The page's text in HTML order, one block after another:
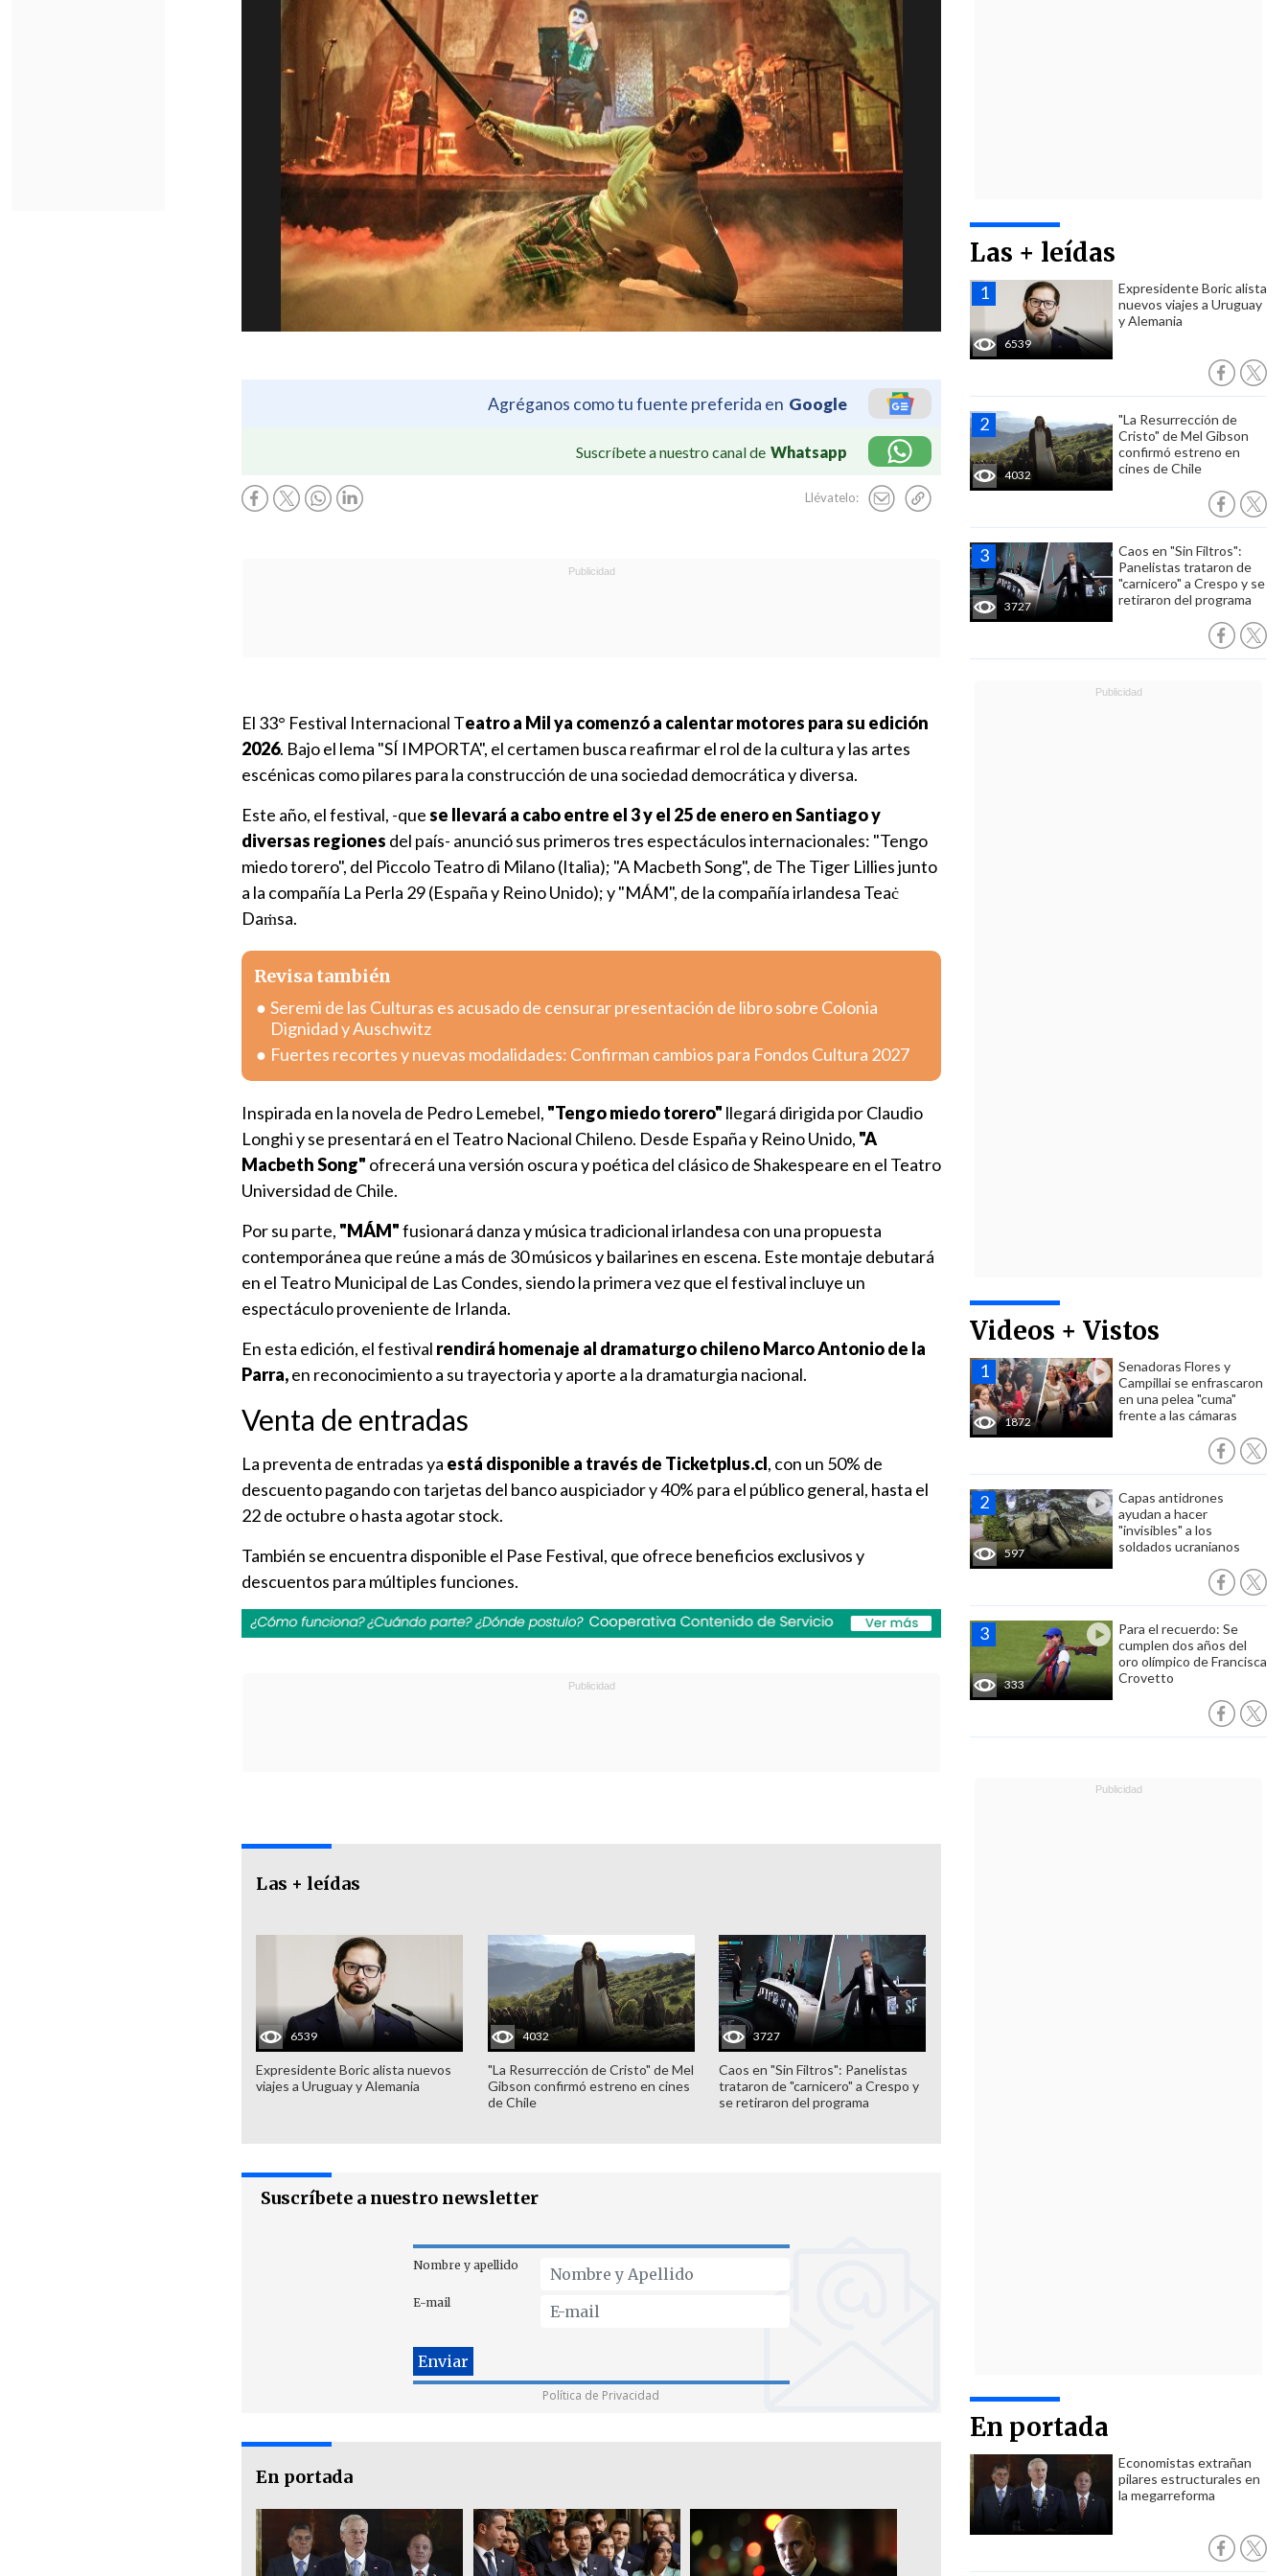
Agréganos como tu fuente preferida en Google
Suscríbete a nuestro canal de Whatsapp
Llévatelo:
Las + leídas
6539
Expresidente Boric alista
nuevos viajes a Uruguay
y Alemania
4032
"La Resurrección de
Cristo" de Mel Gibson
confirmó estreno en
cines de Chile
3727
Caos en "Sin Filtros":
Panelistas trataron de
"carnicero" a Crespo y se
retiraron del programa
Videos + Vistos
1872
Senadoras Flores y
Campillai se enfrascaron
en una pelea "cuma"
frente a las cámaras
597
Capas antidrones
ayudan a hacer
"invisibles" a los
soldados ucranianos
333
Para el recuerdo: Se
cumplen dos años del
oro olímpico de Francisca
Crovetto
En portada
Economistas extrañan
pilares estructurales en
la megarreforma
El 33° Festival Internacional Teatro a Mil ya comenzó a calentar motores para su edición
2026. Bajo el lema "SÍ IMPORTA", el certamen busca reafirmar el rol de la cultura y las artes
escénicas como pilares para la construcción de una sociedad democrática y diversa.
Este año, el festival, -quese llevará a cabo entre el 3 y el 25 de enero en Santiago y
diversas regiones del país- anunció sus primeros tres espectáculos internacionales: "Tengo
miedo torero", del Piccolo Teatro di Milano (Italia); "A Macbeth Song", de The Tiger Lillies junto
a la compañía La Perla 29 (España y Reino Unido); y "MÁM", de la compañía irlandesa Teaċ
Daṁsa.
Revisa también
Seremi de las Culturas es acusado de censurar presentación de libro sobre Colonia
Dignidad y Auschwitz
Fuertes recortes y nuevas modalidades: Confirman cambios para Fondos Cultura 2027
Inspirada en la novela de Pedro Lemebel, "Tengo miedo torero" llegará dirigida por Claudio
Longhi y se presentará en el Teatro Nacional Chileno. Desde España y Reino Unido, "A
Macbeth Song" ofrecerá una versión oscura y poética del clásico de Shakespeare en el Teatro
Universidad de Chile.
Por su parte, "MÁM"fusionará danza y música tradicional irlandesa con una propuesta
contemporánea que reúne a más de 30 músicos y bailarines en escena. Este montaje debutará
en el Teatro Municipal de Las Condes, siendo la primera vez que el festival incluye un
espectáculo proveniente de Irlanda.
En esta edición, el festival rendirá homenaje al dramaturgo chileno Marco Antonio de la
Parra,en reconocimiento a su trayectoria y aporte a la dramaturgia nacional.
Venta de entradas
La preventa de entradas ya está disponible a través de Ticketplus.cl, con un 50% de
descuento pagando con tarjetas del banco auspiciador y 40% para el público general, hasta el
22 de octubre o hasta agotar stock.
También se encuentra disponible el Pase Festival, que ofrece beneficios exclusivos y
descuentos para múltiples funciones.
Las + leídas
6539
Expresidente Boric alista nuevos
viajes a Uruguay y Alemania
4032
"La Resurrección de Cristo" de Mel
Gibson confirmó estreno en cines
de Chile
3727
Caos en "Sin Filtros": Panelistas
trataron de "carnicero" a Crespo y
se retiraron del programa
Suscríbete a nuestro newsletter
Nombre y apellido
E-mail
Política de Privacidad
En portada